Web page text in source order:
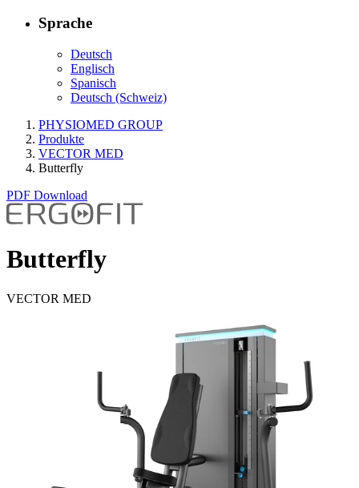
Sprache
Deutsch
Englisch
Spanisch
Deutsch (Schweiz)
PHYSIOMED GROUP
Produkte
VECTOR MED
Butterfly
PDF Download
Butterfly
VECTOR MED